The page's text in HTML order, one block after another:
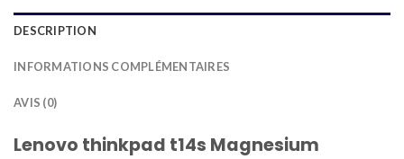
DESCRIPTION
INFORMATIONS COMPLÉMENTAIRES
AVIS (0)
Lenovo thinkpad t14s Magnesium